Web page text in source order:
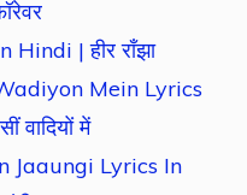
| हीर राँझा
Mein Lyrics
वादियों में
Jaaungi Lyrics In